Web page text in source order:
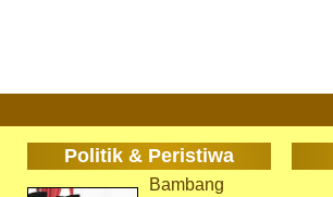
Politik & Peristiwa
Bambang